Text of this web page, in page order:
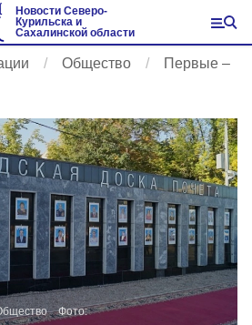
Новости Северо-
Курильска и
Сахалинской области
Общество
Первые –
Фото: